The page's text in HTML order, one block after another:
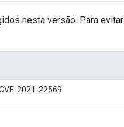
nesta versão. Para evitar
2021-22569